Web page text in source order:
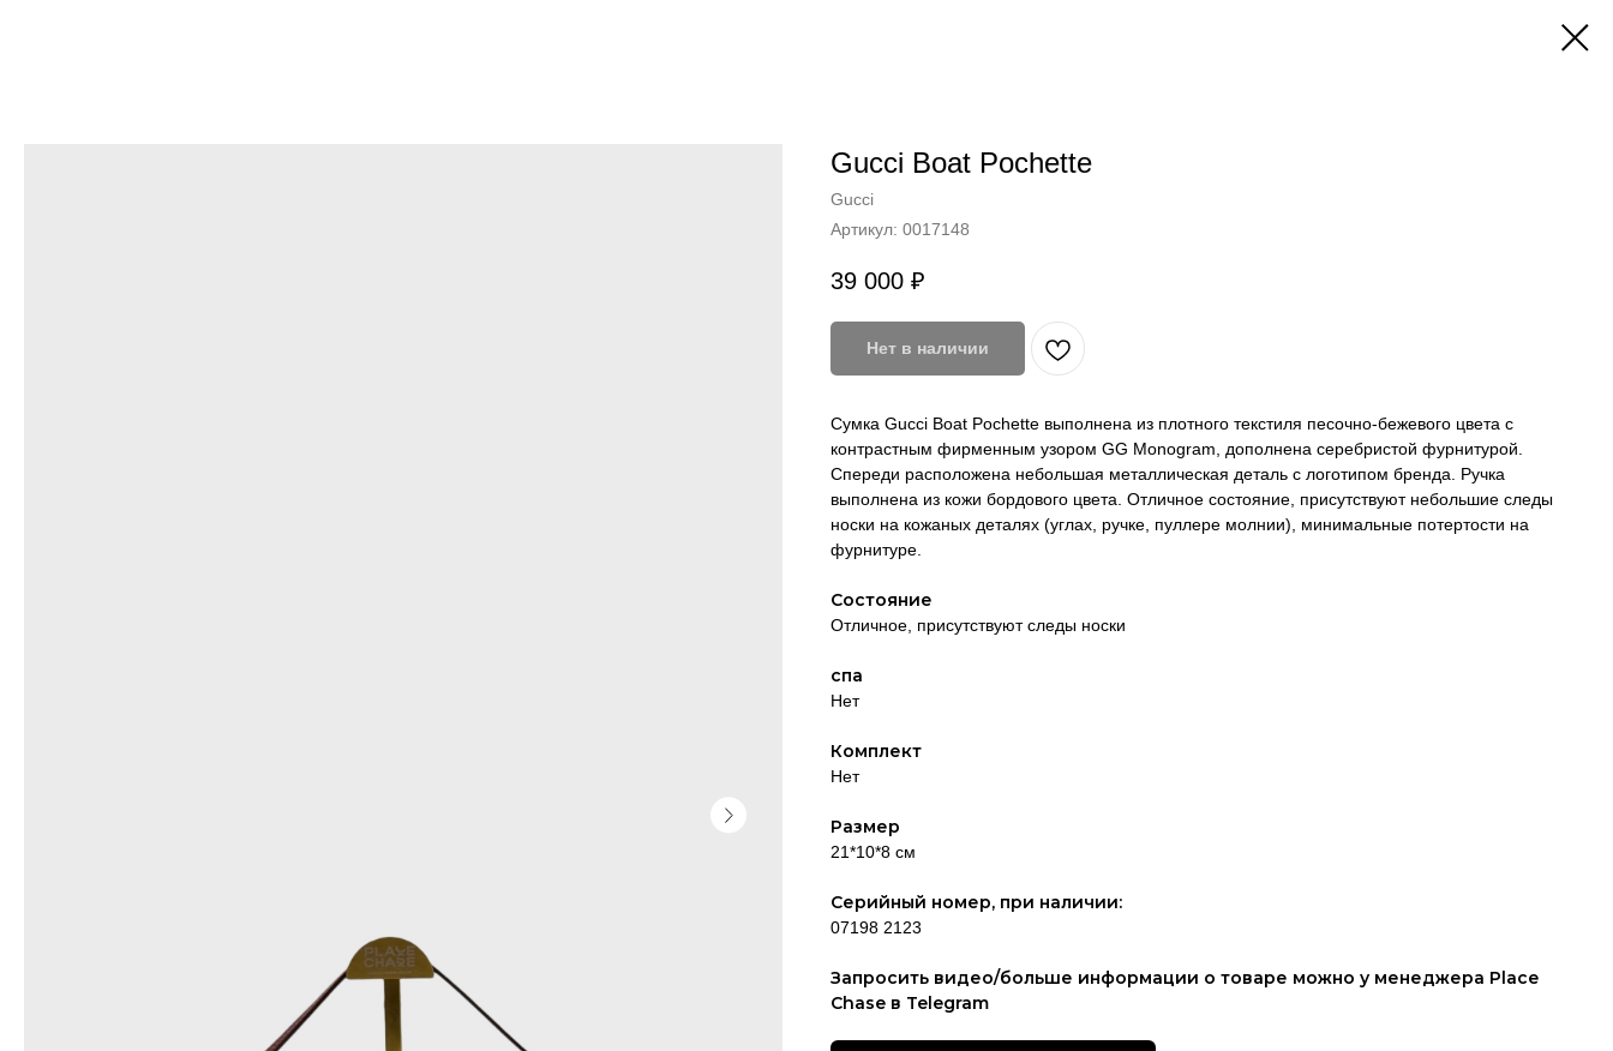
Gucci Boat Pochette
Gucci
Артикул: 0017148
39 000 ₽
Нет в наличии
Сумка Gucci Boat Pochette выполнена из плотного текстиля песочно-бежевого цвета с
контрастным фирменным узором GG Monogram, дополнена серебристой фурнитурой.
Спереди расположена небольшая металлическая деталь с логотипом бренда. Ручка
выполнена из кожи бордового цвета. Отличное состояние, присутствуют небольшие следы
носки на кожаных деталях (углах, ручке, пуллере молнии), минимальные потертости на
фурнитуре.
Состояние
Отличное, присутствуют следы носки
спа
Нет
Комплект
Нет
Размер
21*10*8 см
Серийный номер, при наличии:
07198 2123
Запросить видео/больше информации о товаре можно у менеджера Place
Chase в Telegram